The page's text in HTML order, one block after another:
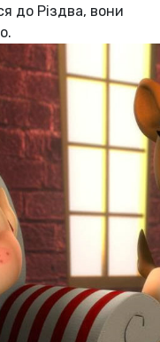
до Різдва, вони